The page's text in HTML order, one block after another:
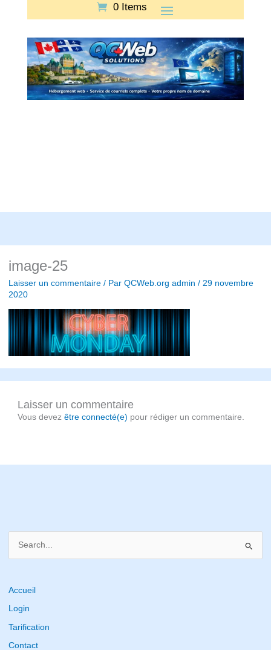
0 Items
image-25
Laisser un commentaire / Par QCWeb.org admin / 29 novembre
2020
Laisser un commentaire
Vous devezêtre connecté(e) pour rédiger un commentaire.
r
c
Accueil
Login
Tarification
Contact